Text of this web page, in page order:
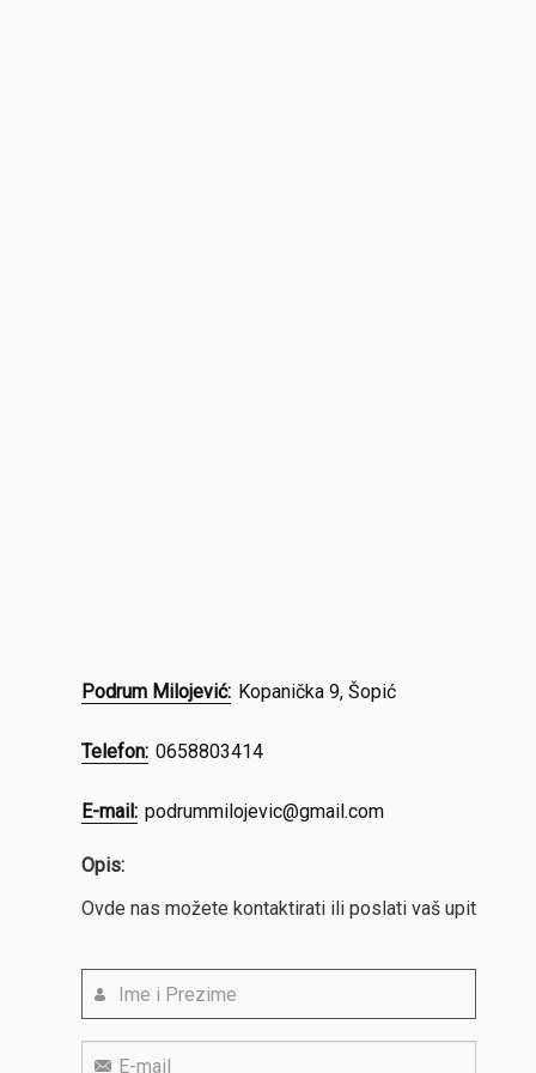
Podrum Milojević: Kopanička 9, Šopić
Telefon: 0658803414
E-mail: podrummilojevic@gmail.com
Opis:
Ovde nas možete kontaktirati ili poslati vaš upit